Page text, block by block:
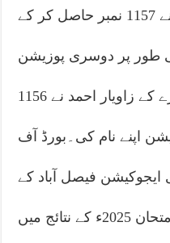
پنجاب کالج کے سبحان اقبال نے 1157 نمبر حاصل کر کے
طور پر دوسری پوزیشن
حاصل کی، جبکہ اسی ادارے کے زاویار احمد نے 1156
اپنے نام کی۔بورڈ آف
ایجوکیشن فیصل آباد کے
انٹرمیڈیٹ کے سالانہ امتحان 2025ء کے نتائج میں